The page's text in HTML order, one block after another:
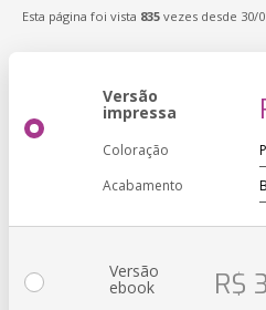
Esta página foi vista 835 vezes desde 30/
Versão
impressa
Coloração
Acabamento
Versão
ebook R$